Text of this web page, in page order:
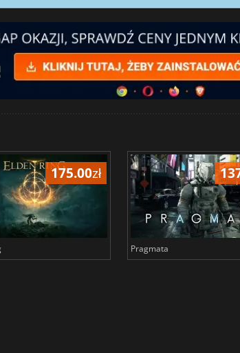
175.00zł
Pragmata